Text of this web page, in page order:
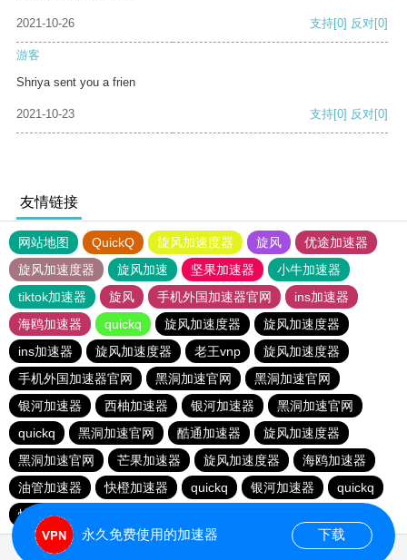
2021-10-26 支持[0] 反对[0]
游客
Shriya sent you a frien
2021-10-23 支持[0] 反对[0]
友情链接
网站地图 QuickQ 旋风加速度器 旋风
优途加速器
旋风加速度器
旋风加速 坚果加速器
小牛加速器
tiktok加速器
旋风 手机外国加速器官网
ins加速器
海鸥加速器
quickq 旋风加速度器
旋风加速度器
ins加速器
旋风加速度器 老王vnp
旋风加速度器
手机外国加速器官网
黑洞加速官网
黑洞加速官网
银河加速器
西柚加速器 银河加速器
黑洞加速官网
quickq
黑洞加速官网 酷通加速器
旋风加速度器
黑洞加速官网
芒果加速器 旋风加速度器
海鸥加速器
油管加速器
快橙加速器 quickq 银河加速器
quickq
快鸭加速器
永久免费使用的加速器 下载